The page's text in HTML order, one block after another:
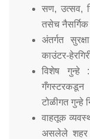
Crime
Good
Mob
सण, उत्सव,
तसेच नैसर्गिक
अंतर्गत
काउंटर-
विशेष गुन्हे :
गँगस्टरकडून
टोळीगत गुन्हे
वाहतूक
असलेले शहर